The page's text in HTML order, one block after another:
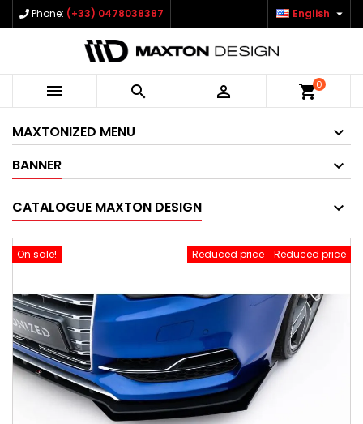
Phone: (+33) 0478038387 English 
   shopping_cart0
MAXTONIZED MENU
BANNER
CATALOGUE MAXTON DESIGN
On sale! Reduced price
Reduced price